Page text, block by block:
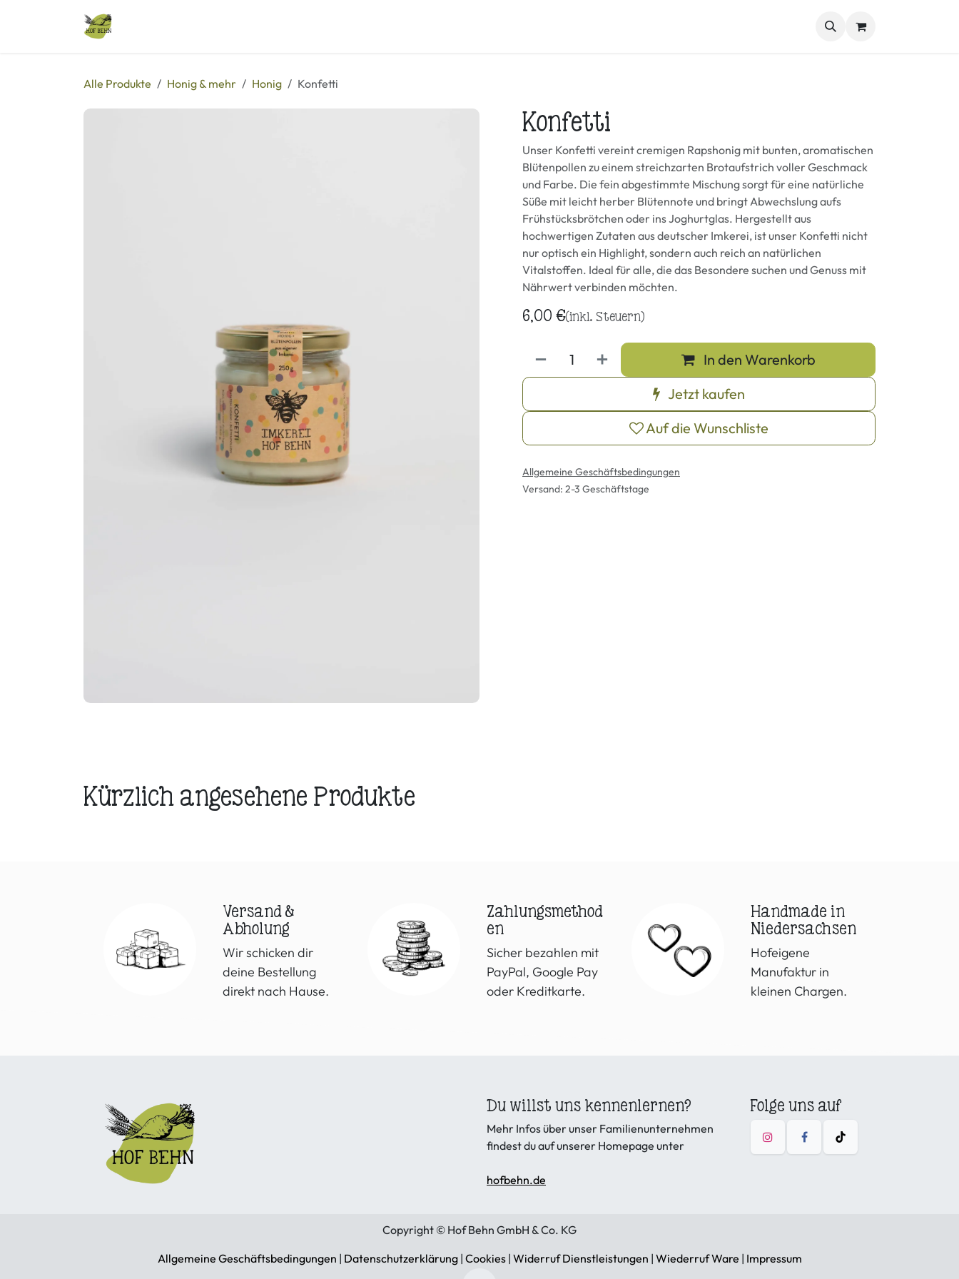
Weitere Spezialitäten
Alle Produkte Honig & mehr Honig Konfetti
Konfetti
Unser Konfetti vereint cremigen Rapshonig mit bunten, aromatischen
Blütenpollen zu einem streichzarten Brotaufstrich voller Geschmack
und Farbe. Die fein abgestimmte Mischung sorgt für eine natürliche
Süße mit leicht herber Blütennote und bringt Abwechslung aufs
Frühstücksbrötchen oder ins Joghurtglas. Hergestellt aus
hochwertigen Zutaten aus deutscher Imkerei, ist unser Konfetti nicht
nur optisch ein Highlight, sondern auch reich an natürlichen
Vitalstoffen. Ideal für alle, die das Besondere suchen und Genuss mit
Nährwert verbinden möchten.
6,00 €(inkl. Steuern)
In den Warenkorb
Jetzt kaufen
Auf die Wunschliste
Allgemeine Geschäftsbedingungen
Versand: 2-3 Geschäftstage
Kürzlich angesehene Produkte
Handmade in
Niedersachsen
Hofeigene
Manufaktur in
kleinen Chargen.
Zahlungsmethod
en
Sicher bezahlen mit
PayPal, Google Pay
oder Kreditkarte.
Versand &
Abholung
Wir schicken dir
deine Bestellung
direkt nach Hause.
Folge uns auf
Du willst uns kennenlernen?
Mehr Infos über unser Familienunternehmen
findest du auf unserer Homepage unter
hofbehn.de
Copyright © Hof Behn GmbH & Co. KG
Allgemeine Geschäftsbedingungen | Datenschutzerklärung| Cookies| Widerruf Dienstleistungen | Wiederruf Ware | Impressum